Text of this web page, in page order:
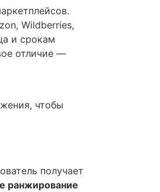
Wildberries,
и срокам
отличие —
чтобы
получает
ранжирование